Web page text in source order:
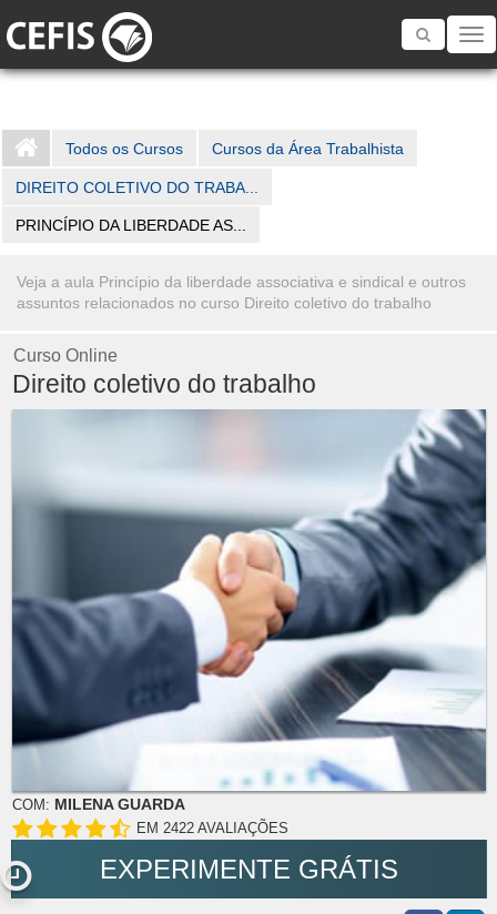
Toggle
Todos os Cursos Cursos da Área Trabalhista
DIREITO COLETIVO DO TRABA...
PRINCÍPIO DA LIBERDADE AS...
Veja a aula Princípio da liberdade associativa e sindical e outros
assuntos relacionados no curso Direito coletivo do trabalho
Curso Online
Direito coletivo do trabalho
COM: MILENA GUARDA
EM 2422 AVALIAÇÕES
EXPERIMENTE GRÁTIS